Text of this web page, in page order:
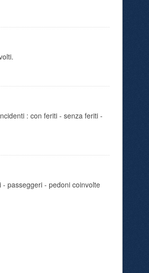
: con feriti - senza feriti -
passeggeri - pedoni coinvolte